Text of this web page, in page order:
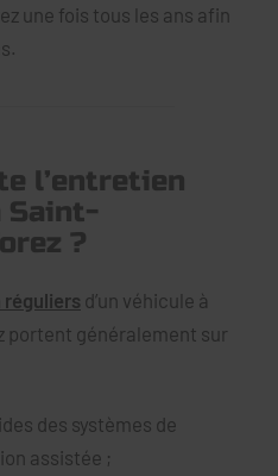
une fois tous les ans afin
l’entretien
Saint-
?
d’un véhicule à
généralement sur
des systèmes de
assistée ;